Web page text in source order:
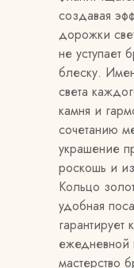
создавая
дорожки
не уступает
блеску.
света
камня и
сочетанию
украшение
роскошь и
Кольцо
удобная
гарантирует
мастерство